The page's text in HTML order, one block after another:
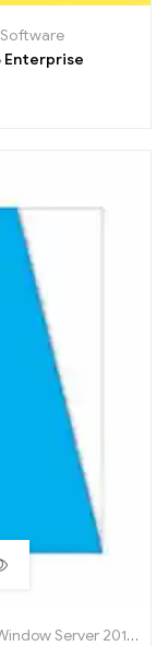
Software
Enterprise
Server 2016 ,